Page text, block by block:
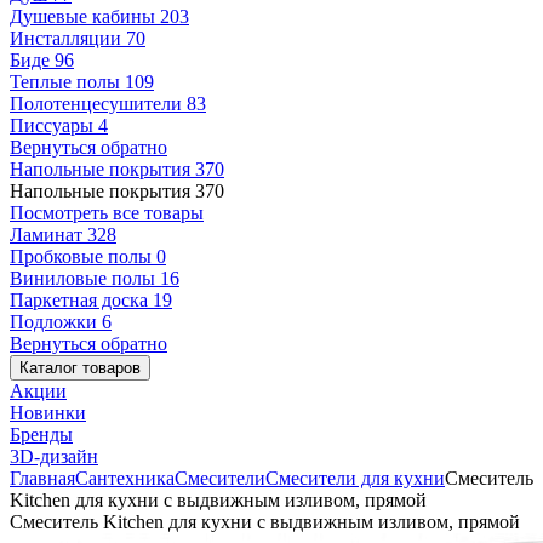
Душевые кабины 203
Инсталляции 70
Биде 96
Теплые полы 109
Полотенцесушители 83
Писсуары 4
Вернуться обратно
Напольные покрытия 370
Напольные покрытия 370
Посмотреть все товары
Ламинат 328
Пробковые полы 0
Виниловые полы 16
Паркетная доска 19
Подложки 6
Вернуться обратно
Каталог товаров
Акции
Новинки
Бренды
3D-дизайн
ГлавнаяСантехникаСмесителиСмесители для кухниСмеситель
Kitchen для кухни с выдвижным изливом, прямой
Смеситель Kitchen для кухни с выдвижным изливом, прямой